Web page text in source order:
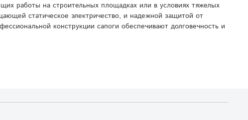
работы на строительных площадках или в условиях тяжелых
статическое электричество, и надежной защитой от
конструкции сапоги обеспечивают долговечность и